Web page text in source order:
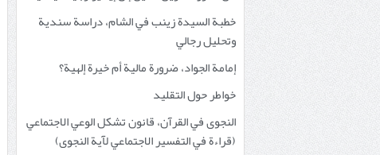
خطبة السيدة زينب في الشام، دراسة سندية
وتحليل رجالي
إمامة الجواد، ضرورة مالية أم خيرة إلهية؟
خواطر حول التقليد
النجوى في القرآن، قانون تشكل الوعي الاجتماعي
(قراءة في التفسير الاجتماعي لآية النجوى)